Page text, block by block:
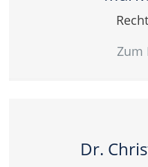
Zum
Dr.